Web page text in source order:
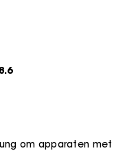
om apparaten met